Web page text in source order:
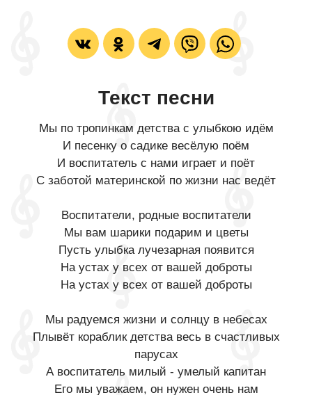
Текст песни
Мы по тропинкам детства с улыбкою идём
И песенку о садике весёлую поём
И воспитатель с нами играет и поёт
С заботой материнской по жизни нас ведёт
Воспитатели, родные воспитатели
Мы вам шарики подарим и цветы
Пусть улыбка лучезарная появится
На устах у всех от вашей доброты
На устах у всех от вашей доброты
Мы радуемся жизни и солнцу в небесах
Плывёт кораблик детства весь в счастливых
парусах
А воспитатель милый - умелый капитан
Его мы уважаем, он нужен очень нам